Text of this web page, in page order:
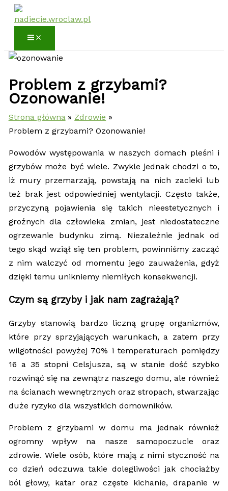
Przejdź
Problem z grzybami?
Ozonowanie!
Strona główna
Zdrowie
Problem z grzybami? Ozonowanie!
Powodów występowania w naszych domach pleśni i
grzybów może być wiele. Zwykle jednak chodzi o to,
iż mury przemarzają, powstają na nich zacieki lub
też brak jest odpowiedniej wentylacji. Często także,
przyczyną pojawienia się takich nieestetycznych i
groźnych dla człowieka zmian, jest niedostateczne
ogrzewanie budynku zimą. Niezależnie jednak od
tego skąd wziął się ten problem, powinniśmy zacząć
z nim walczyć od momentu jego zauważenia, gdyż
dzięki temu unikniemy niemiłych konsekwencji.
Czym są grzyby i jak nam zagrażają?
Grzyby stanowią bardzo liczną grupę organizmów,
które przy sprzyjających warunkach, a zatem przy
wilgotności powyżej 70% i temperaturach pomiędzy
16 a 35 stopni Celsjusza, są w stanie dość szybko
rozwinąć się na zewnątrz naszego domu, ale również
na ścianach wewnętrznych oraz stropach, stwarzając
duże ryzyko dla wszystkich domowników.
Problem z grzybami w domu ma jednak również
ogromny wpływ na nasze samopoczucie oraz
zdrowie. Wiele osób, które mają z nimi styczność na
co dzień odczuwa takie dolegliwości jak chociażby
ból głowy, katar oraz częste kichanie, drapanie w